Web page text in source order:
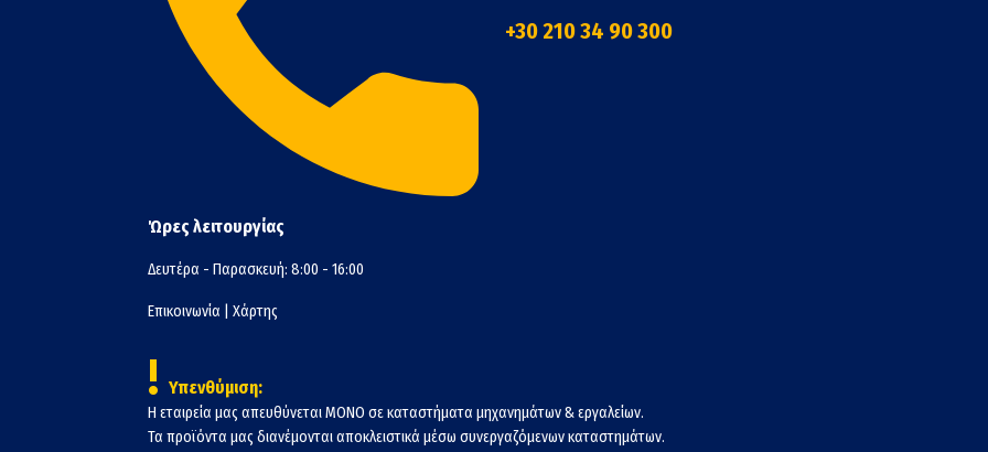
+30 210 34 90 300
Ώρες λειτουργίας
Δευτέρα - Παρασκευή: 8:00 - 16:00
Επικοινωνία Χάρτης
! Υπενθύμιση:
Η εταιρεία μας απευθύνεται ΜΟΝΟ σε καταστήματα μηχανημάτων & εργαλείων.
Τα προϊόντα μας διανέμονται αποκλειστικά μέσω συνεργαζόμενων καταστημάτων.